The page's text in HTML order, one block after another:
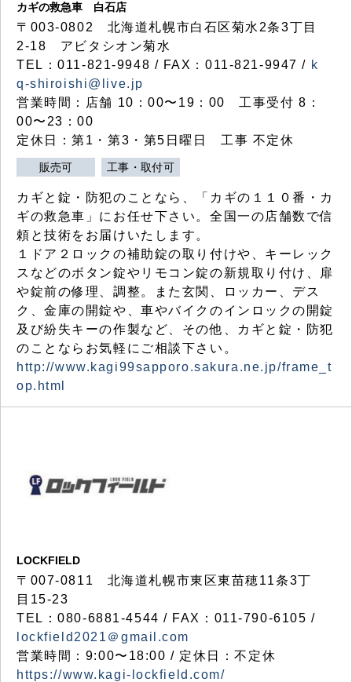
カギの救急車 白石店
〒003-0802 北海道札幌市白石区菊水2条3丁目
2-18 アビタシオン菊水
TEL：011-821-9948 / FAX：011-821-9947 / k
q-shiroishi@live.jp
営業時間：店舗 10：00〜19：00 工事受付 8：
00〜23：00
定休日：第1・第3・第5日曜日 工事 不定休
販売可 工事・取付可
カギと錠・防犯のことなら、「カギの１１０番・カ
ギの救急車」にお任せ下さい。全国一の店舗数で信
頼と技術をお届けいたします。
１ドア２ロックの補助錠の取り付けや、キーレック
スなどのボタン錠やリモコン錠の新規取り付け、扉
や錠前の修理、調整。また玄関、ロッカー、デス
ク、金庫の開錠や、車やバイクのインロックの開錠
及び紛失キーの作製など、その他、カギと錠・防犯
のことならお気軽にご相談下さい。
http://www.kagi99sapporo.sakura.ne.jp/frame_t
op.html
LOCKFIELD
〒007-0811 北海道札幌市東区東苗穂11条3丁
目15-23
TEL：080-6881-4544 / FAX：011-790-6105 /
lockfield2021＠gmail.com
営業時間：9:00〜18:00 / 定休日：不定休
https://www.kagi-lockfield.com/